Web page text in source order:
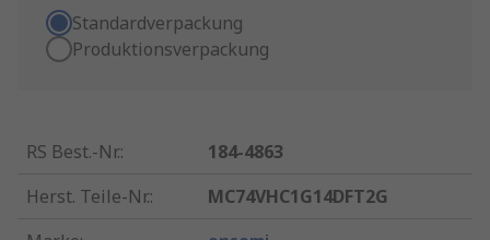
Standardverpackung
Produktionsverpackung
RS Best.-Nr.:
184-4863
Herst. Teile-Nr.:
MC74VHC1G14DFT2G